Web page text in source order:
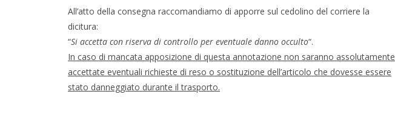
All’atto della consegna raccomandiamo di apporre sul cedolino del corriere la
dicitura:
“Si accetta con riserva di controllo per eventuale danno occulto“.
In caso di mancata apposizione di questa annotazione non saranno assolutamente
accettate eventuali richieste di reso o sostituzione dell’articolo che dovesse essere
stato danneggiato durante il trasporto.